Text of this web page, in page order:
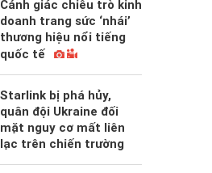
Cảnh giác chiêu trò kinh
doanh trang sức ‘nhái’
thương hiệu nổi tiếng
quốc tế
Starlink bị phá hủy,
quân đội Ukraine đối
mặt nguy cơ mất liên
lạc trên chiến trường